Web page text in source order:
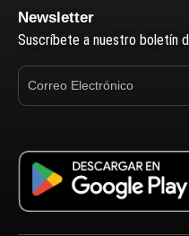
Newsletter
Suscríbete a nuestro boletín